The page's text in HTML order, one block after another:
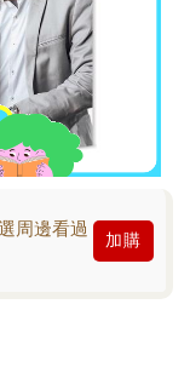
周邊看過
加購